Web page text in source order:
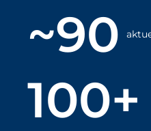
~90
100+